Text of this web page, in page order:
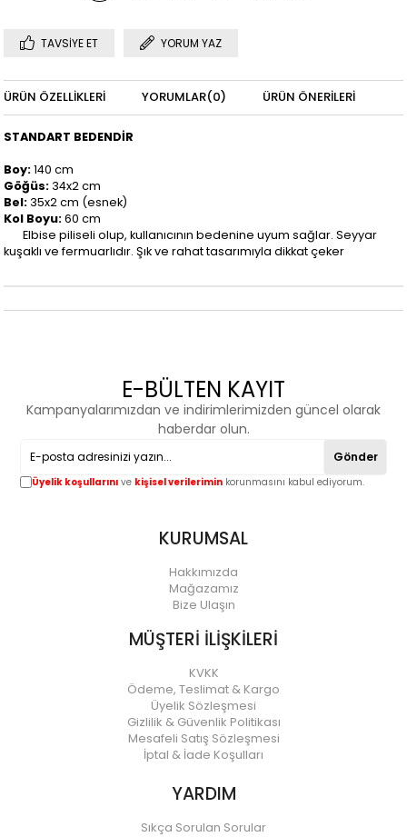
TAVSIYE ET YORUM YAZ
ÜRÜN ÖZELLIKLERI YORUMLAR(0) ÜRÜN ÖNERILERI
STANDART BEDENDİR
Boy:140 cm
Göğüs: 34x2 cm
Bel: 35x2 cm (esnek)
Kol Boyu:60 cm
Elbise piliseli olup, kullanıcının bedenine uyum sağlar. Seyyar
kuşaklı ve fermuarlıdır. Şık ve rahat tasarımıyla dikkat çeker
E-BÜLTEN KAYIT
Kampanyalarımızdan ve indirimlerimizden güncel olarak
haberdar olun.
Gönder
Üyelik koşullarını ve kişisel verilerimin korunmasını kabul ediyorum.
KURUMSAL
Hakkımızda
Mağazamız
Bize Ulaşın
MÜŞTERİ İLİŞKİLERİ
KVKK
Ödeme, Teslimat & Kargo
Üyelik Sözleşmesi
Gizlilik & Güvenlik Politikası
Mesafeli Satış Sözleşmesi
İptal & İade Koşulları
YARDIM
Sıkça Sorulan Sorular